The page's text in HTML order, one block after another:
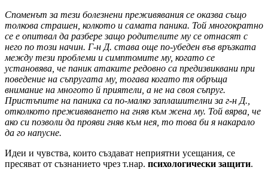
Споменът за тези болезнени преживявания се оказва също
толкова страшен, колкото и самата паника. Той многократно
се е опитвал да разбере защо родителите му се отнасят с
него по този начин. Г-н Д. става още по-убеден във връзката
между тези проблеми и симптомите му, когато се
установява, че паник атаките редовно са предизвиквани при
поведение на съпругата му, тогава когато тя обръща
внимание на многото й приятели, а не на своя съпруг.
Пристъпите на паника са по-малко заплашителни за г-н Д.,
отколкото преживяването на гняв към жена му. Той вярва, че
ако си позволи да прояви гняв към нея, то това би я накарало
да го напусне.
Идеи и чувства, които създават неприятни усещания, се
пресяват от съзнанието чрез т.нар. психологически защити.